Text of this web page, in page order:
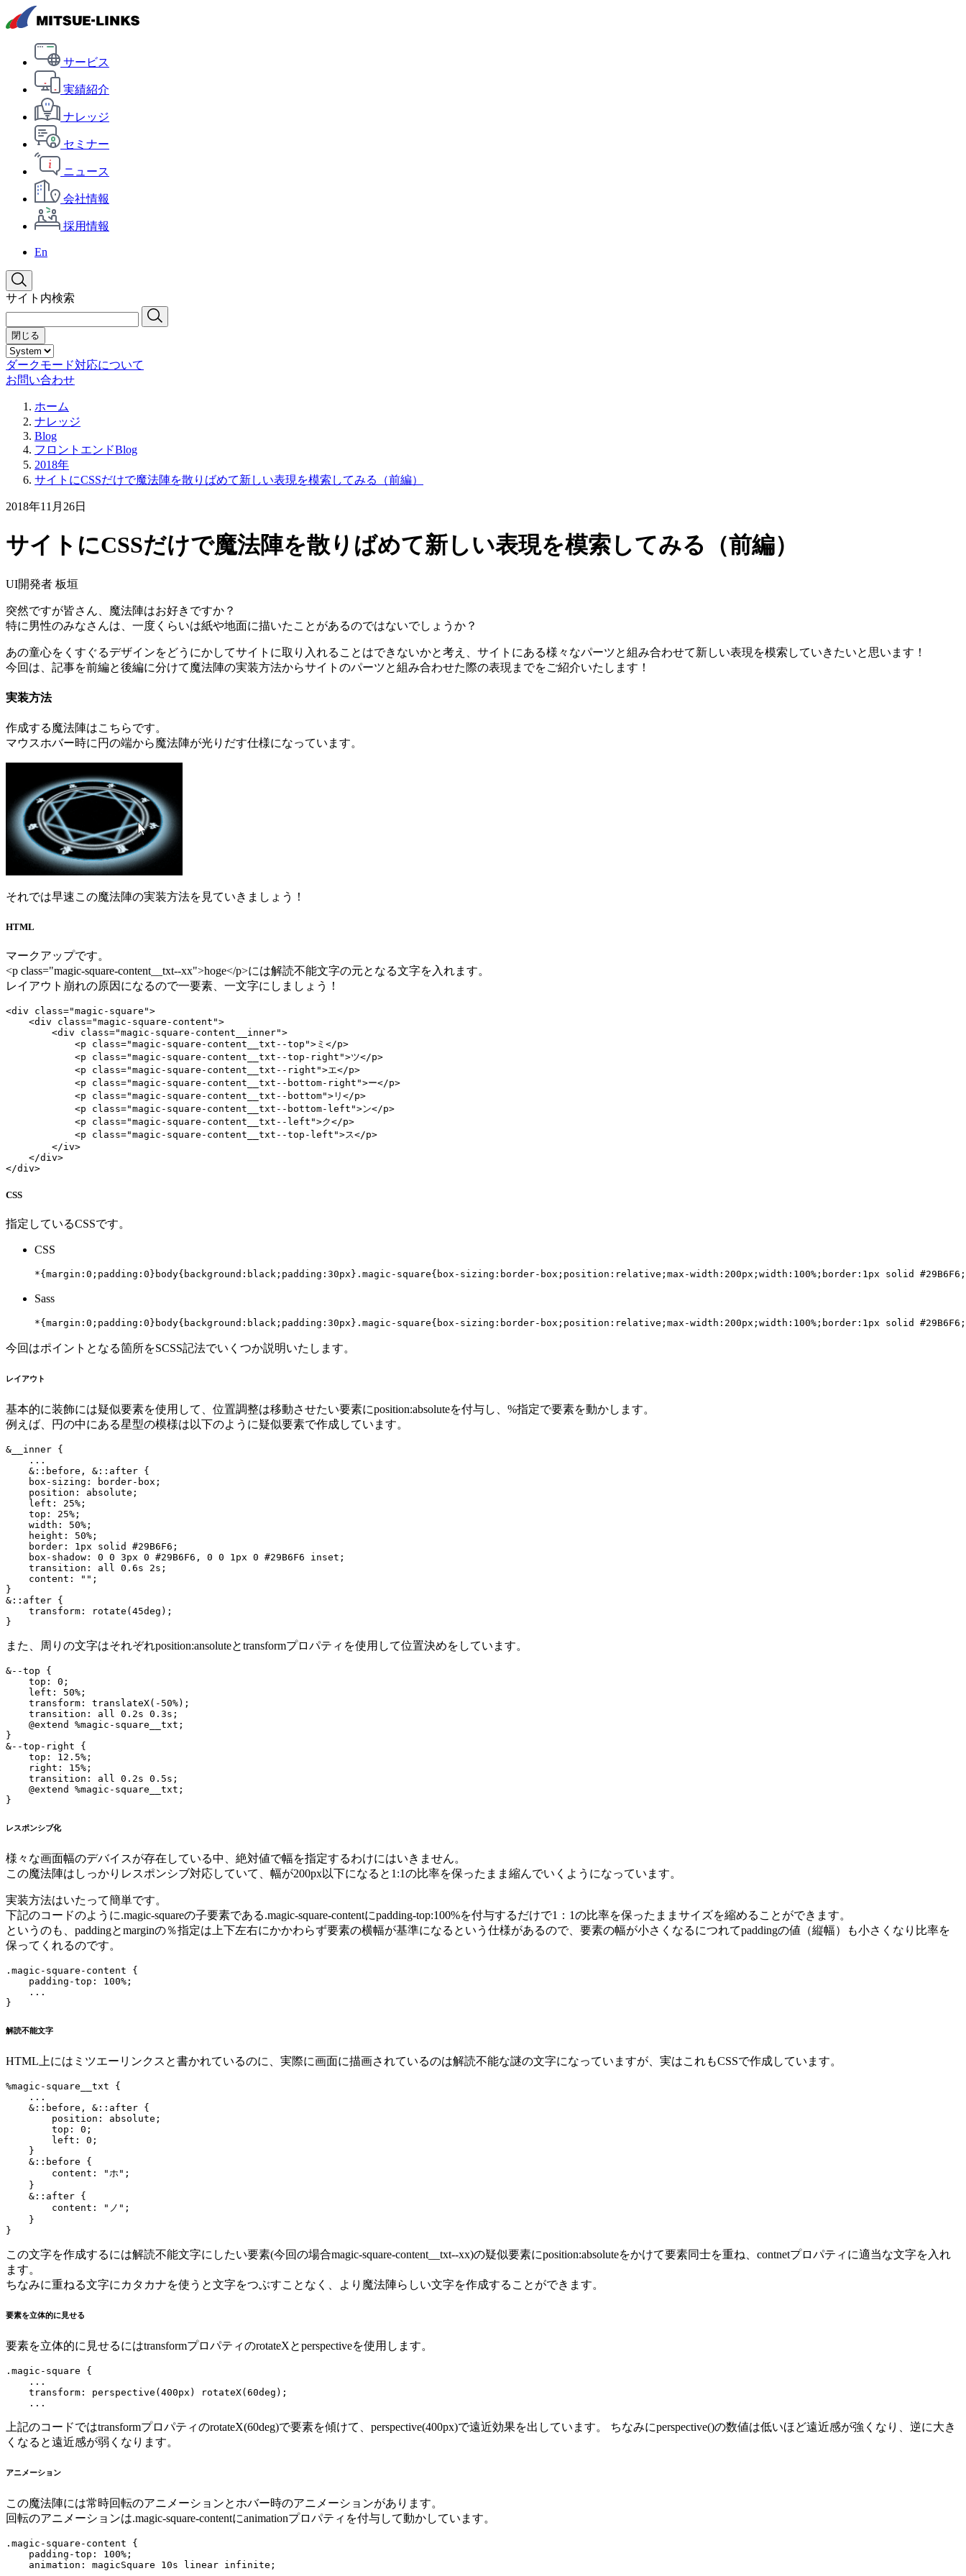
サービス
実績紹介
ナレッジ
セミナー
ニュース
会社情報
採用情報
En
サイト内検索
閉じる
ダークモード対応について
お問い合わせ
ホーム
ナレッジ
Blog
フロントエンドBlog
2018年
サイトにCSSだけで魔法陣を散りばめて新しい表現を模索してみる（前編）
2018年11月26日
サイトにCSSだけで魔法陣を散りばめて新しい表現を模索してみる（前編）
UI開発者 板垣
突然ですが皆さん、魔法陣はお好きですか？
特に男性のみなさんは、一度くらいは紙や地面に描いたことがあるのではないでしょうか？
あの童心をくすぐるデザインをどうにかしてサイトに取り入れることはできないかと考え、サイトにある様々なパーツと組み合わせて新しい表現を模索していきたいと思います！
今回は、記事を前編と後編に分けて魔法陣の実装方法からサイトのパーツと組み合わせた際の表現までをご紹介いたします！
実装方法
作成する魔法陣はこちらです。
マウスホバー時に円の端から魔法陣が光りだす仕様になっています。
それでは早速この魔法陣の実装方法を見ていきましょう！
HTML
マークアップです。
<p class="magic-square-content__txt--xx">hoge</p>には解読不能文字の元となる文字を入れます。
レイアウト崩れの原因になるので一要素、一文字にしましょう！
<div class="magic-square">
    <div class="magic-square-content">
        <div class="magic-square-content__inner">
            <p class="magic-square-content__txt--top">ミ</p>
            <p class="magic-square-content__txt--top-right">ツ</p>
            <p class="magic-square-content__txt--right">エ</p>
            <p class="magic-square-content__txt--bottom-right">ー</p>
            <p class="magic-square-content__txt--bottom">リ</p>
            <p class="magic-square-content__txt--bottom-left">ン</p>
            <p class="magic-square-content__txt--left">ク</p>
            <p class="magic-square-content__txt--top-left">ス</p>
        </iv>
    </div>
CSS
指定しているCSSです。
CSS
*{margin:0;padding:0}body{background:black;padding:30px}.magic-square{box-sizing:border-box;position:relative;max-width:200px;width:100%;border:1px solid
Sass
*{margin:0;padding:0}body{background:black;padding:30px}.magic-square{box-sizing:border-box;position:relative;max-width:200px;width:100%;border:1px solid
今回はポイントとなる箇所をSCSS記法でいくつか説明いたします。
レイアウト
基本的に装飾には疑似要素を使用して、位置調整は移動させたい要素にposition:absoluteを付与し、%指定で要素を動かします。
例えば、円の中にある星型の模様は以下のように疑似要素で作成しています。
&__inner {
    ...
    &::before, &::after {
    box-sizing: border-box;
    position: absolute;
    left: 25%;
    top: 25%;
    width: 50%;
    height: 50%;
    border: 1px solid #29B6F6;
    box-shadow: 0 0 3px 0 #29B6F6, 0 0 1px 0 #29B6F6 inset;
    transition: all 0.6s 2s;
    content: "";
}
&::after {
    transform: rotate(45deg);
また、周りの文字はそれぞれposition:ansoluteとtransformプロパティを使用して位置決めをしています。
&--top {
    top: 0;
    left: 50%;
    transform: translateX(-50%);
    transition: all 0.2s 0.3s;
    @extend %magic-square__txt;
}
&--top-right {
    top: 12.5%;
    right: 15%;
    transition: all 0.2s 0.5s;
    @extend %magic-square__txt;
レスポンシブ化
様々な画面幅のデバイスが存在している中、絶対値で幅を指定するわけにはいきません。
この魔法陣はしっかりレスポンシブ対応していて、幅が200px以下になると1:1の比率を保ったまま縮んでいくようになっています。
実装方法はいたって簡単です。
下記のコードのように.magic-squareの子要素である.magic-square-contentにpadding-top:100%を付与するだけで1：1の比率を保ったままサイズを縮めることができます。
というのも、paddingとmarginの％指定は上下左右にかかわらず要素の横幅が基準になるという仕様があるので、要素の幅が小さくなるにつれてpaddingの値（縦幅）も小さくなり比率を
保ってくれるのです。
.magic-square-content {
    padding-top: 100%;
    ...
解読不能文字
HTML上にはミツエーリンクスと書かれているのに、実際に画面に描画されているのは解読不能な謎の文字になっていますが、実はこれもCSSで作成しています。
%magic-square__txt {
    ...
    &::before, &::after {
        position: absolute;
        top: 0;
        left: 0;
    }
    &::before {
        content: "ホ";
    }
    &::after {
        content: "ノ";
    }
この文字を作成するには解読不能文字にしたい要素(今回の場合magic-square-content__txt--xx)の疑似要素にposition:absoluteをかけて要素同士を重ね、contnetプロパティに適当な文字を入れ
ます。
ちなみに重ねる文字にカタカナを使うと文字をつぶすことなく、より魔法陣らしい文字を作成することができます。
要素を立体的に見せる
要素を立体的に見せるにはtransformプロパティのrotateXとperspectiveを使用します。
.magic-square {
    ...
    transform: perspective(400px) rotateX(60deg);
上記のコードではtransformプロパティのrotateX(60deg)で要素を傾けて、perspective(400px)で遠近効果を出しています。 ちなみにperspective()の数値は低いほど遠近感が強くなり、逆に大き
くなると遠近感が弱くなります。
アニメーション
この魔法陣には常時回転のアニメーションとホバー時のアニメーションがあります。
回転のアニメーションは.magic-square-contentにanimationプロパティを付与して動かしています。
.magic-square-content {
    padding-top: 100%;
    animation: magicSquare 10s linear infinite;